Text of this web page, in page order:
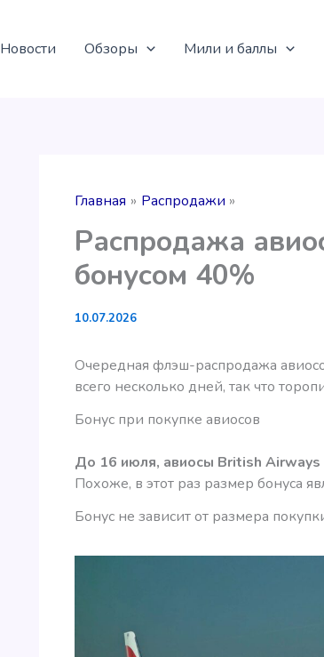
Новости Обзоры Мили и баллы
Главная Распродажи
Распродажа
бонусом 40%
10.07.2026
Очередная флэш-распродажа
всего несколько дней, так что
Бонус при покупке авиосов
До 16 июля, авиосы British Airways
Похоже, в этот раз размер бонуса
Бонус не зависит от размера